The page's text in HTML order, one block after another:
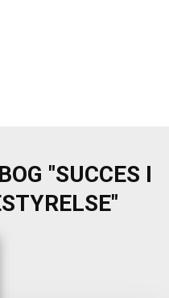
"SUCCES I